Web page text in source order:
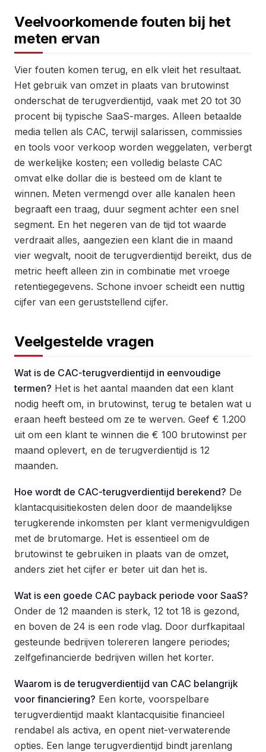
Veelvoorkomende fouten bij het
meten ervan
Vier fouten komen terug, en elk vleit het resultaat.
Het gebruik van omzet in plaats van brutowinst
onderschat de terugverdientijd, vaak met 20 tot 30
procent bij typische SaaS-marges. Alleen betaalde
media tellen als CAC, terwijl salarissen, commissies
en tools voor verkoop worden weggelaten, verbergt
de werkelijke kosten; een volledig belaste CAC
omvat elke dollar die is besteed om de klant te
winnen. Meten vermengd over alle kanalen heen
begraaft een traag, duur segment achter een snel
segment. En het negeren van de tijd tot waarde
verdraait alles, aangezien een klant die in maand
vier wegvalt, nooit de terugverdientijd bereikt, dus de
metric heeft alleen zin in combinatie met vroege
retentiegegevens. Schone invoer scheidt een nuttig
cijfer van een geruststellend cijfer.
Veelgestelde vragen
Wat is de CAC-terugverdientijd in eenvoudige
termen? Het is het aantal maanden dat een klant
nodig heeft om, in brutowinst, terug te betalen wat u
eraan heeft besteed om ze te werven. Geef € 1.200
uit om een klant te winnen die € 100 brutowinst per
maand oplevert, en de terugverdientijd is 12
maanden.
Hoe wordt de CAC-terugverdientijd berekend? De
klantacquisitiekosten delen door de maandelijkse
terugkerende inkomsten per klant vermenigvuldigen
met de brutomarge. Het is essentieel om de
brutowinst te gebruiken in plaats van de omzet,
anders ziet het cijfer er beter uit dan het is.
Wat is een goede CAC payback periode voor SaaS?
Onder de 12 maanden is sterk, 12 tot 18 is gezond,
en boven de 24 is een rode vlag. Door durfkapitaal
gesteunde bedrijven tolereren langere periodes;
zelfgefinancierde bedrijven willen het korter.
Waarom is de terugverdientijd van CAC belangrijk
voor financiering? Een korte, voorspelbare
terugverdientijd maakt klantacquisitie financieel
rendabel als activa, en opent niet-verwaterende
opties. Een lange terugverdientijd bindt jarenlang